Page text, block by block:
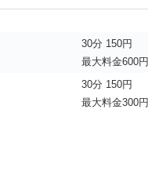
30分 150円
最大料金600円
30分 150円
最大料金300円